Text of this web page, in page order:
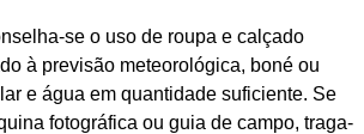
se o uso de roupa e calçado
à previsão meteorológica, boné ou
e água em quantidade suficiente. Se
fotográfica ou guia de campo, traga-